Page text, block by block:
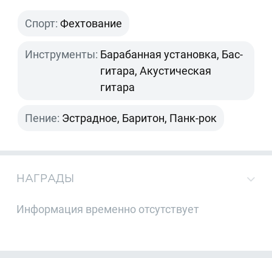
Спорт: Фехтование
Инструменты: Барабанная установка, Бас-
гитара, Акустическая
гитара
Пение: Эстрадное, Баритон, Панк-рок
НАГРАДЫ
Информация временно отсутствует